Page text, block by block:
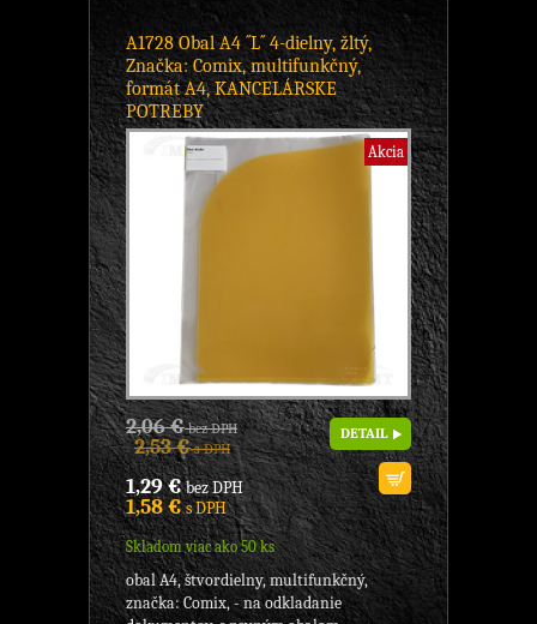
A1728 Obal A4 ´´L´´ 4-dielny, žltý,
Značka: Comix, multifunkčný,
formát A4, KANCELÁRSKE
POTREBY
Akcia
2,06 €bez DPH
2,53 €s DPH
1,29 €bez DPH
1,58 €s DPH
Skladom viac ako 50 ks
DETAIL
obal A4, štvordielny, multifunkčný,
značka: Comix, - na odkladanie